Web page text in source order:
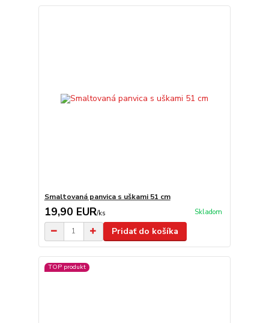
Smaltovaná panvica s uškami 51 cm
19,90 EUR/ks Skladom
Pridať do košíka
TOP produkt